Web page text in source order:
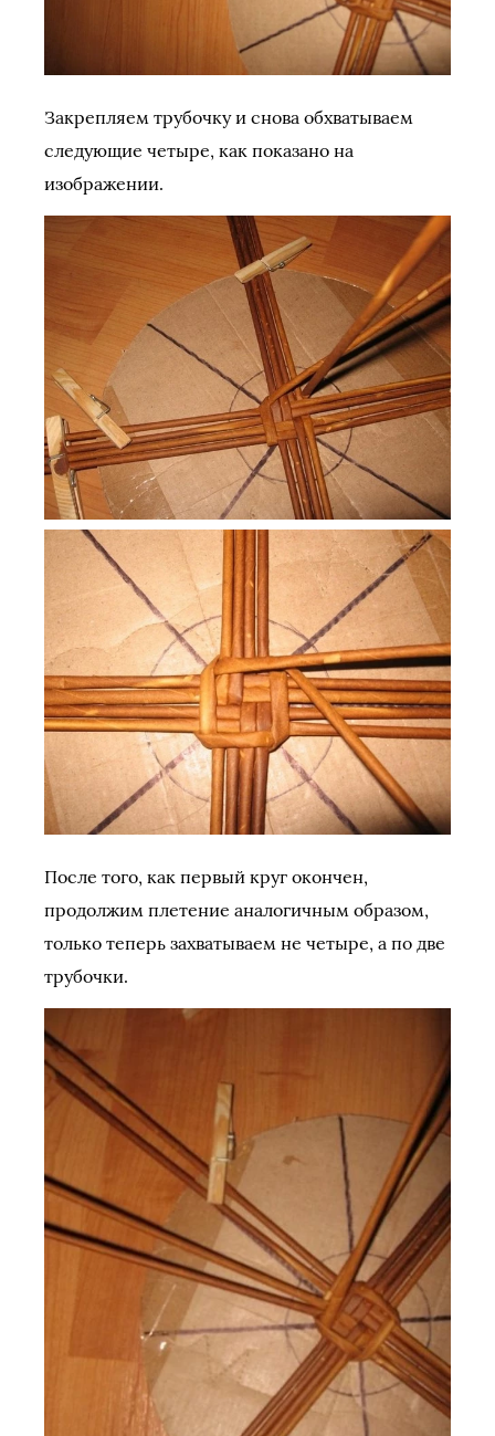
Закрепляем трубочку и снова обхватываем
следующие четыре, как показано на
изображении.
После того, как первый круг окончен,
продолжим плетение аналогичным образом,
только теперь захватываем не четыре, а по две
трубочки.